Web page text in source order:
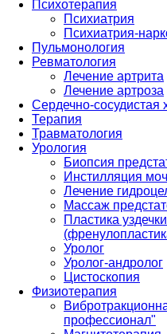
Психотерапия
Психиатрия
Психиатрия-
Пульмонология
Ревматология
Лечение артрита
Лечение артроза
Сердечно-сосудистая
Терапия
Травматология
Урология
Биопсия
Инстилляция
Лечение
Массаж
Пластика
Уролог
Уролог-андролог
Цистоскопия
Физиотерапия
профессионал"